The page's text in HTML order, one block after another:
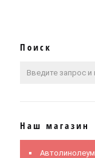
Поиск
Наш магазин
Автолинолеум